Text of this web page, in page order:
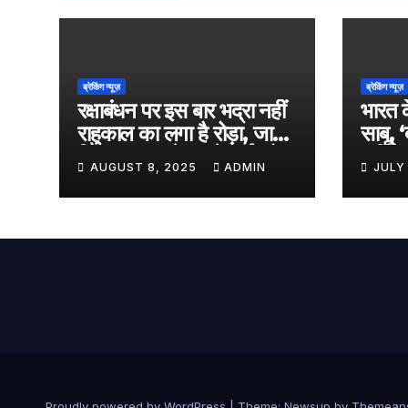
ब्रेकिंग न्यूज़
रक्षाबंधन पर इस बार भद्रा नहीं
राहुकाल का लगा है रोड़ा, जानें
किस समय बांधे अपने भाई को
राखी
AUGUST 8, 2025 ADMIN
ब्रेकिंग न्यूज़
भारत
साबू,
किया
आएगी